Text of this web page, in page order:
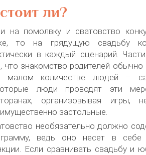
ли?
на помолвку и сватовство
то на грядущую свадьбу
в каждый сценарий.
что знакомство родителей
малом количестве людей –
люди проводят эти
организовывая игры,
застольные.
необязательно должно
ведь оно несет в себе
Если сравнивать свадьбу и